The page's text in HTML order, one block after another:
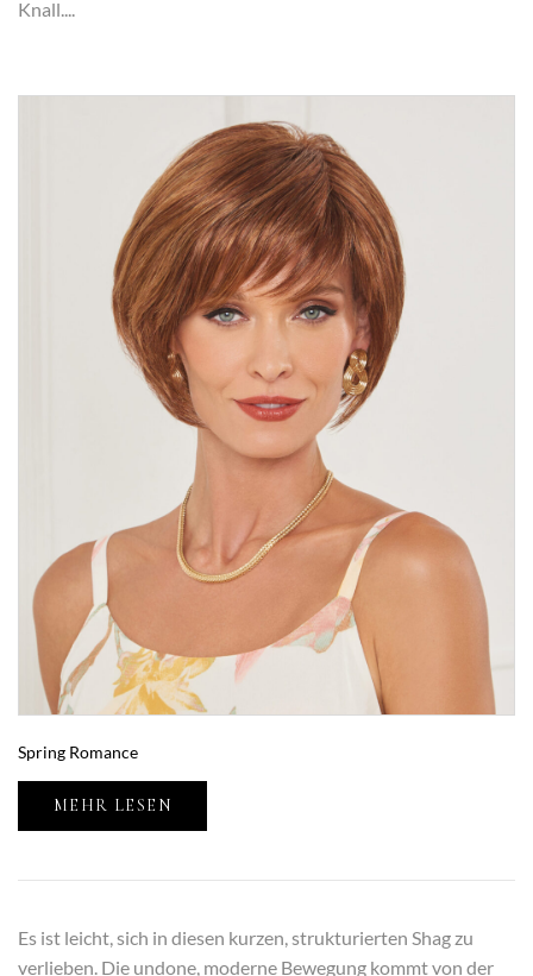
Knall....
Spring Romance
MEHR LESEN
Es ist leicht, sich in diesen kurzen, strukturierten Shag zu
verlieben. Die undone, moderne Bewegung kommt von der